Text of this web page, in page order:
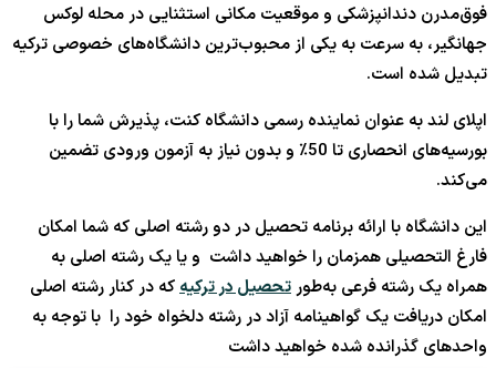
فوق‌مدرن دندانپزشکی و موقعیت مکانی استثنایی در محله لوکس
جهانگیر، به سرعت به یکی از محبوب‌ترین دانشگاه‌های خصوصی ترکیه
تبدیل شده است.
اپلای لند به عنوان نماینده رسمی دانشگاه کنت، پذیرش شما را با
بورسیه‌های انحصاری تا 50٪ و بدون نیاز به آزمون ورودی تضمین
می‌کند.
این دانشگاه با ارائه برنامه تحصیل در دو رشته اصلی که شما امکان
فارغ التحصیلی همزمان را خواهید داشت و یا یک رشته اصلی به
همراه یک رشته فرعی به‌طورتحصیل در ترکیهکه در کنار رشته اصلی
امکان دریافت یک گواهینامه آزاد در رشته دلخواه خود را با توجه به
واحدهای گذرانده شده خواهید داشت